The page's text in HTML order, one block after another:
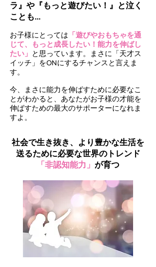
ラ』や『もっと遊びたい！』と泣く
ことも...
お子様にとっては 「遊びやおもちゃを通
じて、もっと成長したい！能力を伸ばし
たい」 と思っています。まさに「天才ス
イッチ」をONにするチャンスと言えま
す。
今、まさに能力を伸ばすために必要なこ
とがわかると、あなたがお子様の才能を
伸ばすための最大のサポーターになれま
すよ。
社会で生き抜き、より豊かな生活を
送るために必要な世界のトレンド
「非認知能力」 が育つ